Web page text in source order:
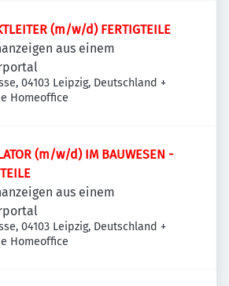
(m/w/d) FERTIGTEILE
aus einem
04103 Leipzig, Deutschland +
Homeoffice
(m/w/d) IM BAUWESEN -
aus einem
04103 Leipzig, Deutschland +
Homeoffice